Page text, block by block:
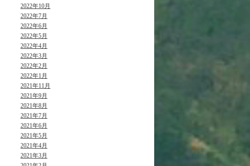
2022年10月
2022年7月
2022年6月
2022年5月
2022年4月
2022年3月
2022年2月
2022年1月
2021年11月
2021年9月
2021年8月
2021年7月
2021年6月
2021年5月
2021年4月
2021年3月